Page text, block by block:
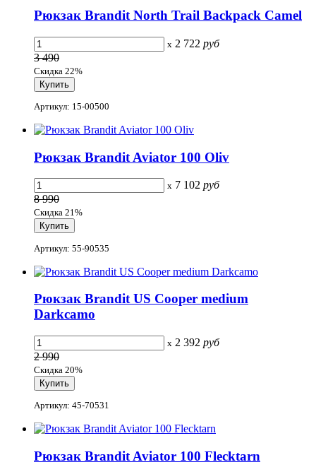
Рюкзак Brandit North Trail Backpack Camel
x 2 722 руб
3 490
Скидка 22%
Артикул: 15-00500
Рюкзак Brandit Aviator 100 Oliv
x 7 102 руб
8 990
Скидка 21%
Артикул: 55-90535
Рюкзак Brandit US Cooper medium
Darkcamo
x 2 392 руб
2 990
Скидка 20%
Артикул: 45-70531
Рюкзак Brandit Aviator 100 Flecktarn